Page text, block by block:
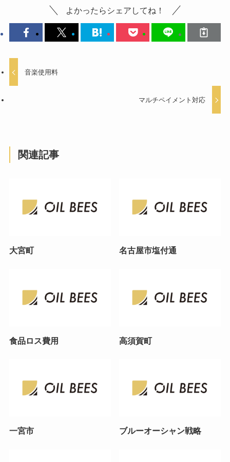
よかったらシェアしてね！
音楽使用料
マルチペイメント対応
関連記事
大宮町 名古屋市塩付通
食品ロス費用 高須賀町
一宮市 ブルーオーシャン戦略